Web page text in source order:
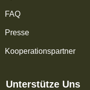
FAQ
Presse
Kooperationspartner
Unterstütze Uns